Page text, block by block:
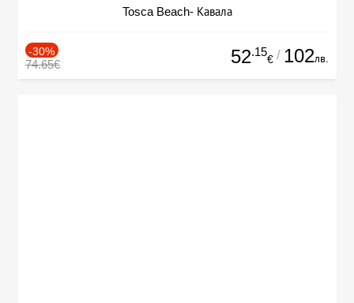
Tosca Beach- Кавала
-30%
74.65€ 52.15
€ / 102лв.